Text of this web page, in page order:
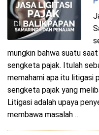
mungkin bahwa suatu
sengketa pajak. Itulah
memahami apa itu litigasi
sengketa pajak yang
Litigasi adalah upaya
membawa masalah …